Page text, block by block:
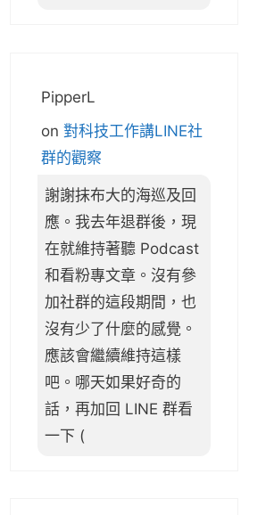
PipperL
on 對科技工作講LINE社
群的觀察
謝謝抹布大的海巡及回
應。我去年退群後，現
在就維持著聽 Podcast
和看粉專文章。沒有參
加社群的這段期間，也
沒有少了什麼的感覺。
應該會繼續維持這樣
吧。哪天如果好奇的
話，再加回 LINE 群看
一下 (